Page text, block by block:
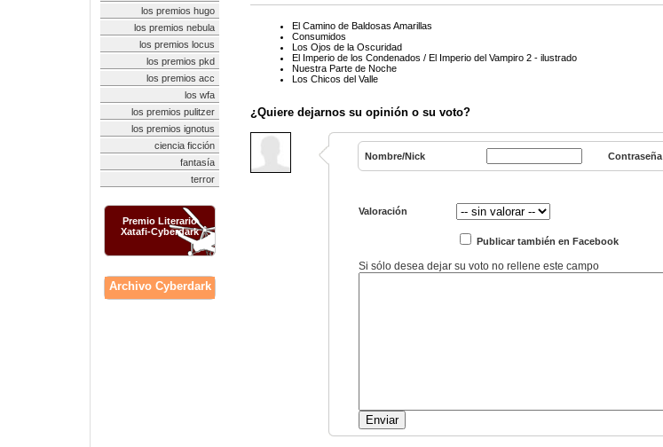
los premios hugo
los premios nebula
los premios locus
los premios pkd
los premios acc
los wfa
los premios pulitzer
los premios ignotus
ciencia ficción
fantasía
terror
Premio Literario
Xatafi-Cyberdark
Archivo Cyberdark
El Camino de Baldosas Amarillas
Consumidos
Los Ojos de la Oscuridad
El Imperio de los Condenados / El Imperio del Vampiro 2 - ilustrado
Nuestra Parte de Noche
Los Chicos del Valle
¿Quiere dejarnos su opinión o su voto?
Nombre/Nick Contraseña
Valoración
Publicar también en Facebook
Si sólo desea dejar su voto no rellene este campo